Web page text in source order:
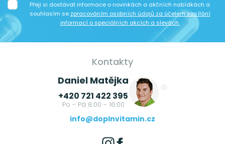
Přeji si dostávat informace o novinkách a akčních nabídkách a
souhlasím se zpracováním osobních údajů za účelem zasílání
informací o speciálních akcích a slevách.
Kontakty
Daniel Matějka
+420 721 422 395
Po - Pá 8:00 - 16:00
info@doplnvitamin.cz